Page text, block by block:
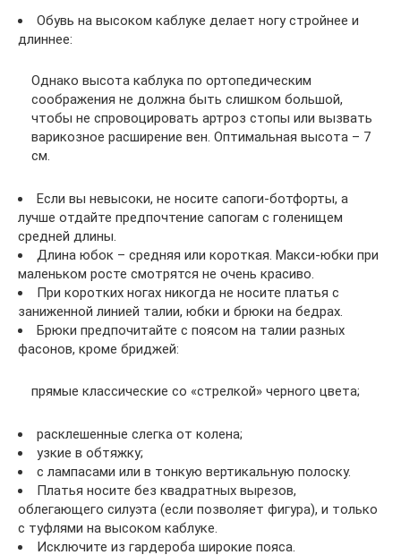
Обувь на высоком каблуке делает ногу стройнее и
длиннее:
Однако высота каблука по ортопедическим
соображения не должна быть слишком большой,
чтобы не спровоцировать артроз стопы или вызвать
варикозное расширение вен. Оптимальная высота – 7
см.
Если вы невысоки, не носите сапоги-ботфорты, а
лучше отдайте предпочтение сапогам с голенищем
средней длины.
Длина юбок – средняя или короткая. Макси-юбки при
маленьком росте смотрятся не очень красиво.
При коротких ногах никогда не носите платья с
заниженной линией талии, юбки и брюки на бедрах.
Брюки предпочитайте с поясом на талии разных
фасонов, кроме бриджей:
прямые классические со «стрелкой» черного цвета;
расклешенные слегка от колена;
узкие в обтяжку;
с лампасами или в тонкую вертикальную полоску.
Платья носите без квадратных вырезов,
облегающего силуэта (если позволяет фигура), и только
с туфлями на высоком каблуке.
Исключите из гардероба широкие пояса.